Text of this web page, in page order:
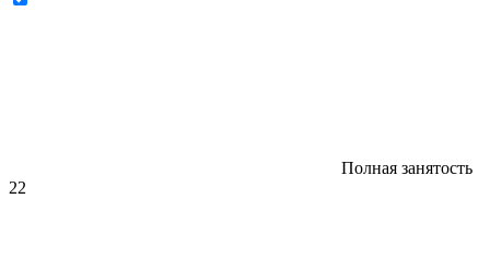
Полная занятость
22